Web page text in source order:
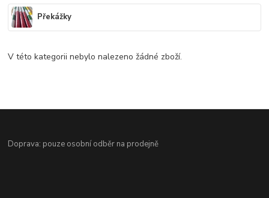
Překážky
V této kategorii nebylo nalezeno žádné zboží.
Doprava: pouze osobní odběr na prodejně